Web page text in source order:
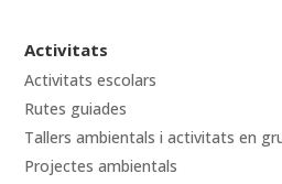
Activitats
Activitats escolars
Rutes guiades
Tallers ambientals i activitats en
Projectes ambientals